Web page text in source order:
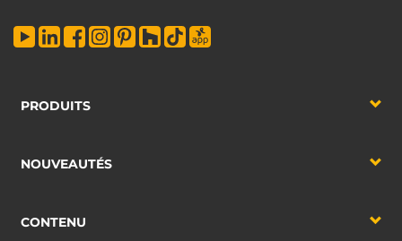
PRODUITS
NOUVEAUTÉS
CONTENU